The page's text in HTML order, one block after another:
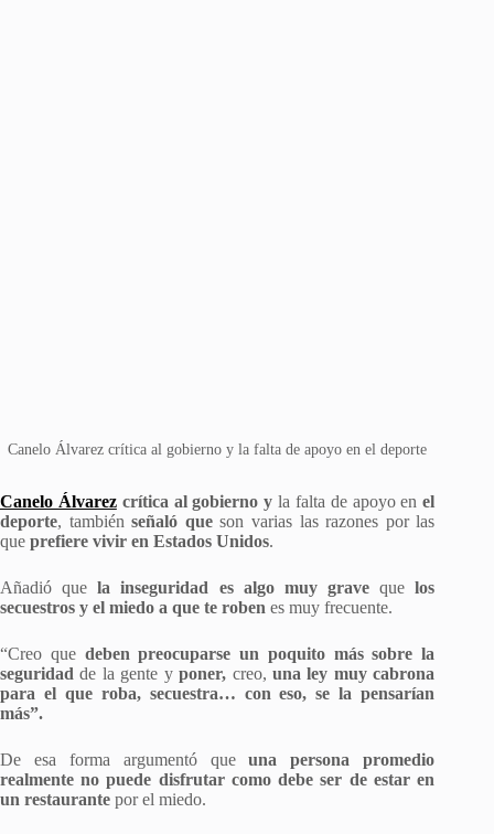
Canelo Álvarez crítica al gobierno y la falta de apoyo en el deporte
Canelo Álvarez crítica al gobierno y la falta de apoyo enel
deporte, tambiénseñaló queson varias las razones por las
que prefiere vivir en Estados Unidos.
Añadió quela inseguridad es algo muy gravequelos
secuestros y el miedo a que te roben es muy frecuente.
“Creo que deben preocuparse un poquito más sobre la
seguridad de la gente yponer, creo, una ley muy cabrona
para el que roba, secuestra… con eso, se la pensarían
más”.
De esa forma argumentó queuna persona promedio
realmente no puede disfrutar como debe ser de estar en
un restaurante por el miedo.